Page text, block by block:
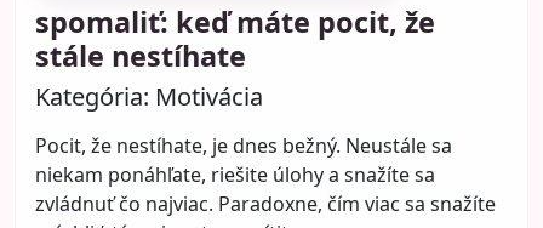
spomaliť: keď máte pocit, že
stále nestíhate
Kategória: Motivácia
Pocit, že nestíhate, je dnes bežný. Neustále sa
niekam ponáhľate, riešite úlohy a snažíte sa
zvládnuť čo najviac. Paradoxne, čím viac sa snažíte